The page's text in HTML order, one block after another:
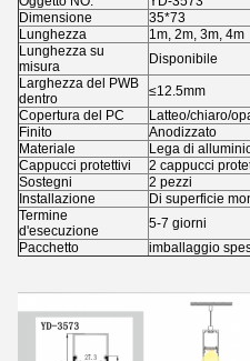
Dimensione
35*73
Lunghezza
1m, 2m, 3m, 4m
Lunghezza su
misura
Disponibile
Larghezza del PWB
dentro
≤12.5mm
Copertura del PC
Latteo/chiaro/
Finito
Anodizzato
Materiale
Lega di
Cappucci protettivi
2 cappucci
Sostegni
2 pezzi
Installazione
Di superficie
Termine
d'esecuzione
5-7 giorni
Pacchetto
imballaggio